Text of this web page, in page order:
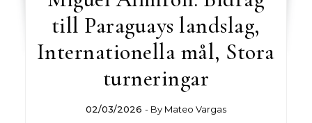
till Paraguays landslag,
Internationella mål, Stora
turneringar
02/03/2026 - By Mateo Vargas